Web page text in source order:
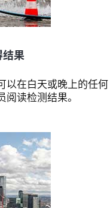
果
以在白天或晚上的任何
读检测结果。